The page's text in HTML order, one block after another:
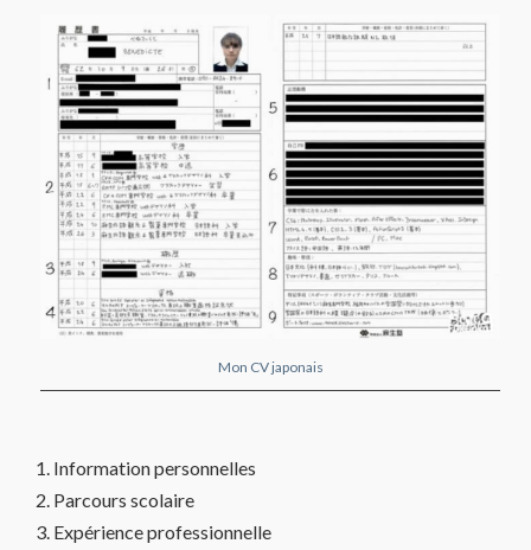
Mon CV japonais
1. Information personnelles
2. Parcours scolaire
3. Expérience professionnelle